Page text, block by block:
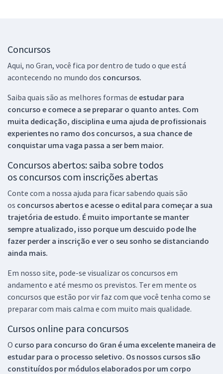
Concursos
Aqui, no Gran, você fica por dentro de tudo o que está
acontecendo no mundo dos concursos.
Saiba quais são as melhores formas de estudar para
concurso e comece a se preparar o quanto antes. Com
muita dedicação, disciplina e uma ajuda de profissionais
experientes no ramo dos concursos, a sua chance de
conquistar uma vaga passa a ser bem maior.
Concursos abertos: saiba sobre todos
os concursos com inscrições abertas
Conte com a nossa ajuda para ficar sabendo quais são
os concursos abertos e acesse o edital para começar a sua
trajetória de estudo. É muito importante se manter
sempre atualizado, isso porque um descuido pode lhe
fazer perder a inscrição e ver o seu sonho se distanciando
ainda mais.
Em nosso site, pode-se visualizar os concursos em
andamento e até mesmo os previstos. Ter em mente os
concursos que estão por vir faz com que você tenha como se
preparar com mais calma e com muito mais qualidade.
Cursos online para concursos
O curso para concurso do Gran é uma excelente maneira de
estudar para o processo seletivo. Os nossos cursos são
constituídos por módulos elaborados por um corpo